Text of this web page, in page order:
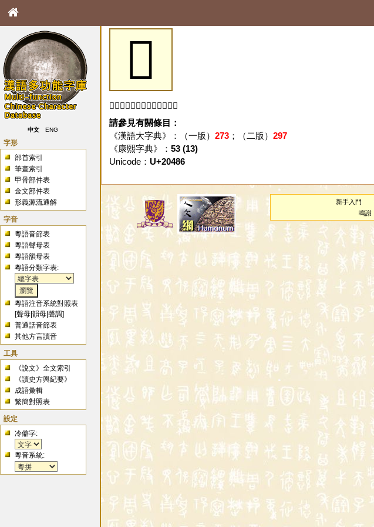
中文 ENG
字形
部首索引
筆畫索引
甲骨部件表
金文部件表
形義源流通解
字音
粵語音節表
粵語聲母表
粵語韻母表
粵語分類字表:
粵語注音系統對照表
[聲母 |韻母 |聲調]
普通話音節表
其他方言讀音
工具
《說文》全文索引
《讀史方輿紀要》
成語彙輯
繁簡對照表
設定
冷僻字:
粵音系統:
𠒆
「𠒆」字未收錄於本資料庫。
請參見有關條目：
《漢語大字典》：（一版） 273；（二版） 297
《康熙字典》： 53 (13)
Unicode： U+20486
新手入門
鳴謝